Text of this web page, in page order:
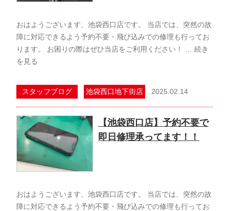
おはようございます、池袋西口店です。 当店では、突然の故
障に対応できるよう予約不要・飛び込みでの修理も行ってお
ります。 お困りの際はぜひ当店をご利用ください！ … 続き
を見る
スタッフブログ 池袋西口地下街店 2025.02.14
【池袋西口店】予約不要で
即日修理承ってます！！
おはようございます、池袋西口店です。 当店では、突然の故
障に対応できるよう予約不要・飛び込みでの修理も行ってお